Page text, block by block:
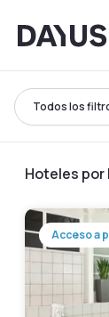
Dayuse
Todos los
Hoteles
Acceso a